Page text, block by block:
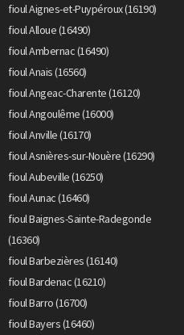
fioul Aignes-et-Puypéroux (16190)
fioul Alloue (16490)
fioul Ambernac (16490)
fioul Anais (16560)
fioul Angeac-Charente (16120)
fioul Angoulême (16000)
fioul Anville (16170)
fioul Asnières-sur-Nouère (16290)
fioul Aubeville (16250)
fioul Aunac (16460)
fioul Baignes-Sainte-Radegonde
(16360)
fioul Barbezières (16140)
fioul Bardenac (16210)
fioul Barro (16700)
fioul Bayers (16460)